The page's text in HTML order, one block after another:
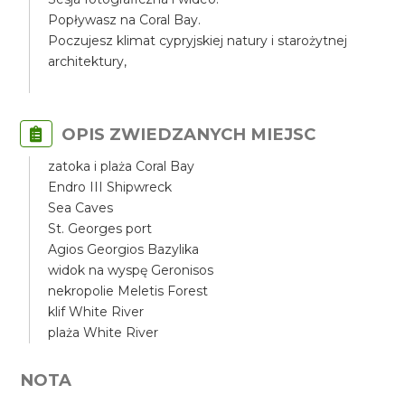
Popływasz na Coral Bay.
Poczujesz klimat cypryjskiej natury i starożytnej
architektury,
OPIS ZWIEDZANYCH MIEJSC
zatoka i plaża Coral Bay
Endro III Shipwreck
Sea Caves
St. Georges port
Agios Georgios Bazylika
widok na wyspę Geronisos
nekropolie Meletis Forest
klif White River
plaża White River
NOTA